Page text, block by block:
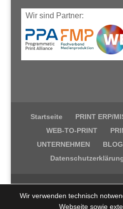
Wir sind Partner:
Startseite PRINT ERP/
WEB-TO-PRINT
UNTERNEHMEN
BLOG
Wir verwenden technisch
Webseite sowie